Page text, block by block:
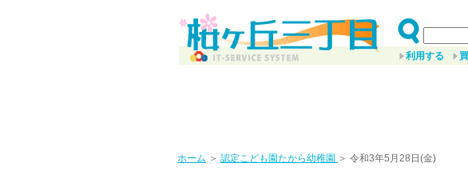
利用する
ホーム ＞ 認定こども園たから幼稚園 ＞ 令和3年5月28日(金)